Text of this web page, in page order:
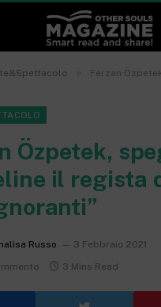
» Ferzan Özpetek, spegne 62
Özpetek,
il regista
Russo
3 Febbraio 2021
3 Mins Read